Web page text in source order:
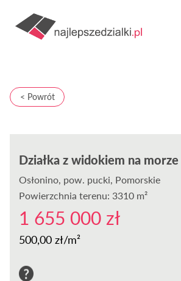
< Powrót
Działka z widokiem na
Osłonino, pow. pucki, Pomorskie
Powierzchnia terenu: 3310 m²
1 655 000 zł
500,00 zł/m²